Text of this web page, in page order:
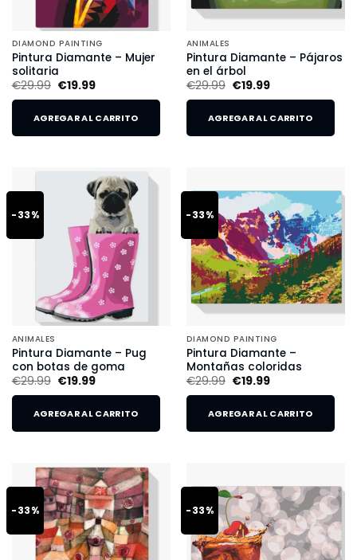
DIAMOND PAINTING
Pintura Diamante – Mujer
solitaria
€29.99 €19.99
AGREGAR AL CARRITO
ANIMALES
Pintura Diamante – Pájaros
en el árbol
€29.99 €19.99
AGREGAR AL CARRITO
-33%
ANIMALES
Pintura Diamante – Pug
con botas de goma
€29.99 €19.99
AGREGAR AL CARRITO
-33%
DIAMOND PAINTING
Pintura Diamante –
Montañas coloridas
€29.99 €19.99
AGREGAR AL CARRITO
-33% -33%